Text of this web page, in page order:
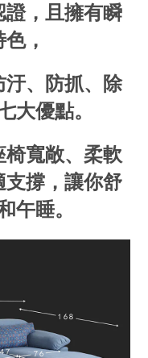
，且擁有瞬
，
、防抓、除
大優點。
寬敞、柔軟
撐，讓你舒
午睡。